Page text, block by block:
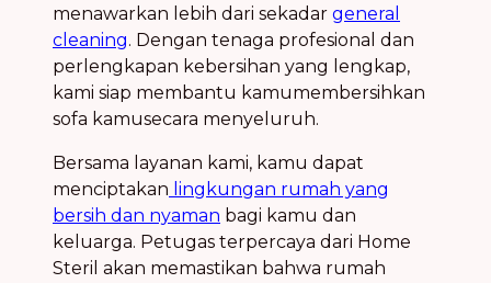
menawarkan lebih dari sekadar general
cleaning. Dengan tenaga profesional dan
perlengkapan kebersihan yang lengkap,
kami siap membantu kamumembersihkan
sofa kamusecara menyeluruh.
Bersama layanan kami, kamu dapat
menciptakan lingkungan rumah yang
bersih dan nyaman bagi kamu dan
keluarga. Petugas terpercaya dari Home
Steril akan memastikan bahwa rumah